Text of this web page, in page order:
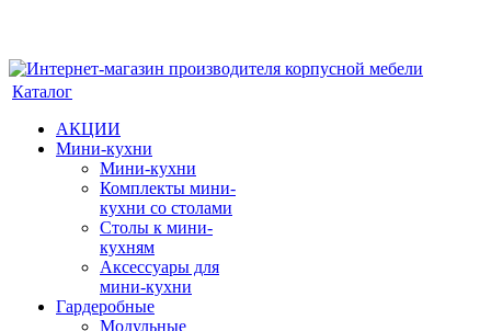
Каталог
АКЦИИ
Мини-кухни
Мини-кухни
Комплекты мини-
кухни со столами
Столы к мини-
кухням
Аксессуары для
мини-кухни
Гардеробные
Модульные